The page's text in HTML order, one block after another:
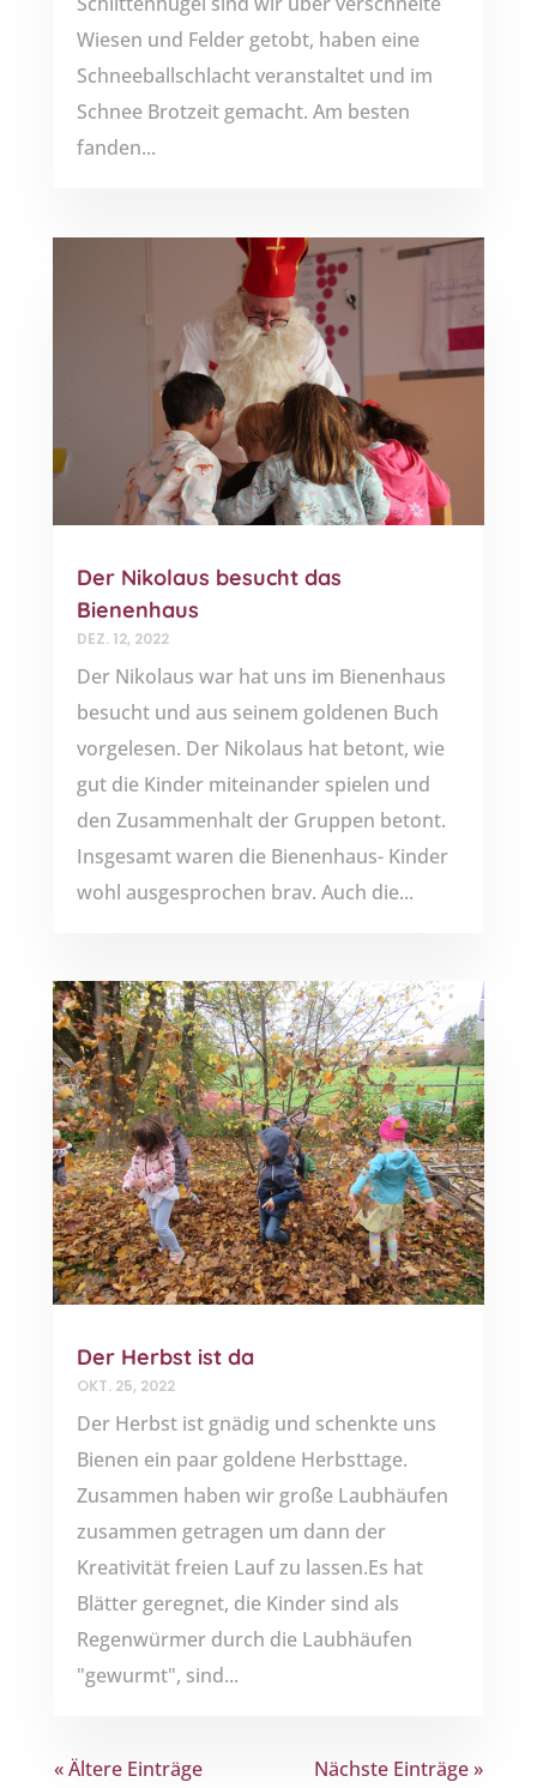
Wiesen und Felder getobt, haben eine
Schneeballschlacht veranstaltet und im
Schnee Brotzeit gemacht. Am besten
fanden...
Der Nikolaus besucht das
Bienenhaus
DEZ. 12, 2022
Der Nikolaus war hat uns im Bienenhaus
besucht und aus seinem goldenen Buch
vorgelesen. Der Nikolaus hat betont, wie
gut die Kinder miteinander spielen und
den Zusammenhalt der Gruppen betont.
Insgesamt waren die Bienenhaus- Kinder
wohl ausgesprochen brav. Auch die...
Der Herbst ist da
OKT. 25, 2022
Der Herbst ist gnädig und schenkte uns
Bienen ein paar goldene Herbsttage.
Zusammen haben wir große Laubhäufen
zusammen getragen um dann der
Kreativität freien Lauf zu lassen.Es hat
Blätter geregnet, die Kinder sind als
Regenwürmer durch die Laubhäufen
"gewurmt", sind...
« Ältere Einträge Nächste Einträge »